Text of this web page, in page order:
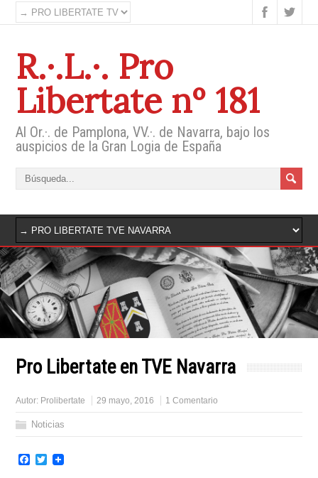
R.·.L.·. Pro
Libertate nº 181
Al Or.·. de Pamplona, VV.·. de Navarra, bajo los
auspicios de la Gran Logia de España
Pro Libertate en TVE Navarra
Autor: Prolibertate 29 mayo, 2016 1 Comentario
Noticias
Facebook
Twitter